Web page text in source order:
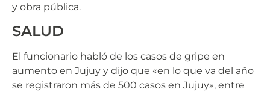
y obra pública.
SALUD
El funcionario habló de los casos de gripe en
aumento en Jujuy y dijo que «en lo que va del año
se registraron más de 500 casos en Jujuy», entre